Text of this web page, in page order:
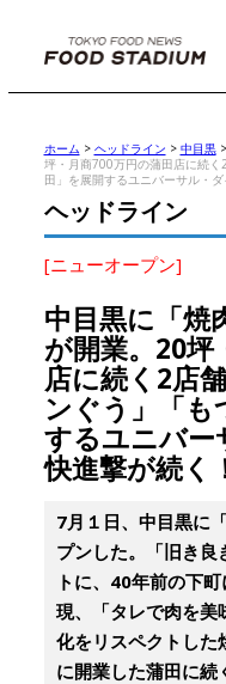
ホーム > ヘッドライン > 中目黒>
坪・月商700万円の蒲田店に続
田」を展開するユニバーサル・
ヘッドライン
[ニューオープン]
中目黒に「焼
が開業。20坪
店に続く2店
ンぐう」「も
するユニバー
快進撃が続く
7月１日、中目黒に
プンした。「旧き良
トに、40年前の下
現、「タレで肉を美
化をリスペクトし
に開業した蒲田に続